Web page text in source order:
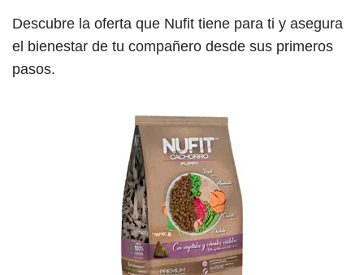
Descubre la oferta que Nufit tiene para ti y asegura
el bienestar de tu compañero desde sus primeros
pasos.